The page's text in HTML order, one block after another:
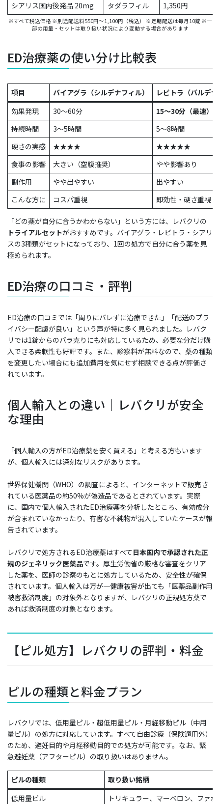
シアリス国内後発品 20mg タダラフィル 1,350円
※すべて税込価格 ※別途配送料550円〜1,100円（税込） ※定期配送は毎月10錠 ※一
部の用量・セットは取り扱い状況により変動する場合があります
ED治療薬の使い分け比較表
項目 バイアグラ（シルデナフィル）
レビトラ（バルデ
効果発現
30〜60分
15〜30分（最速）
持続時間
3〜5時間
5〜8時間
硬さの実感
★★★★
★★★★★
食事の影響
大きい（空腹推奨）
やや影響あり
副作用
やや出やすい
出やすい
こんな方に
コスパ重視 即効性・硬さ重視
「どの薬が自分に合うかわからない」という方には、レバクリの
トライアルセットがおすすめです。バイアグラ・レビトラ・シアリ
スの3種類がセットになっており、1回の処方で自分に合う薬を見
極められます。
ED治療の口コミ・評判
ED治療の口コミでは「周りにバレずに治療できた」「配送のプラ
イバシー配慮が良い」という声が特に多く見られました。レバク
リでは1錠からのバラ売りにも対応しているため、必要な分だけ購
入できる柔軟性も好評です。また、診察料が無料なので、薬の種類
を変更したい場合にも追加費用を気にせず相談できる点が評価さ
れています。
個人輸入との違い｜レバクリが安全
な理由
「個人輸入の方がED治療薬を安く買える」と考える方もいます
が、個人輸入には深刻なリスクがあります。
世界保健機関（WHO）の調査によると、インターネットで販売さ
れている医薬品の約50%が偽造品であるとされています。実際
に、国内で個人輸入されたED治療薬を分析したところ、有効成分
が含まれていなかったり、有害な不純物が混入していたケースが報
告されています。
レバクリで処方されるED治療薬はすべて 日本国内で承認された正
規のジェネリック医薬品です。厚生労働省の厳格な審査をクリア
した薬を、医師の診察のもとに処方しているため、安全性が確保
されています。個人輸入は万が一健康被害が出ても「医薬品副作用
被害救済制度」の対象外となりますが、レバクリの正規処方薬で
あれば救済制度の対象となります。
【ピル処方】レバクリの評判・料金
ピルの種類と料金プラン
レバクリでは、低用量ピル・超低用量ピル・月経移動ピル（中用
量ピル）の処方に対応しています。すべて自由診療（保険適用外）
のため、避妊目的や月経移動目的での処方が可能です。なお、緊
急避妊薬（アフターピル）の取り扱いはありません。
ピルの種類
取り扱い銘柄
低用量ピル
トリキュラー、マーベロン、ファ